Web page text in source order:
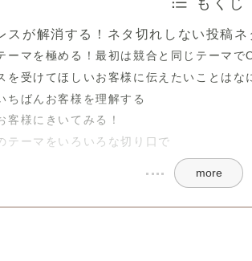
スが解消する！ネタ切れしない投稿ネ
ーマを極める！最初は競合と同じテーマで
を受けてほしいお客様に伝えたいことはな
ちばんお客様を理解する
客様にきいてみる！
テーマをいろいろな切り口で
more